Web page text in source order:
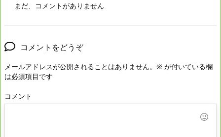
まだ、コメントがありません
コメントをどうぞ
メールアドレスが公開されることはありません。 ※ が付いている欄
は必須項目です
コメント